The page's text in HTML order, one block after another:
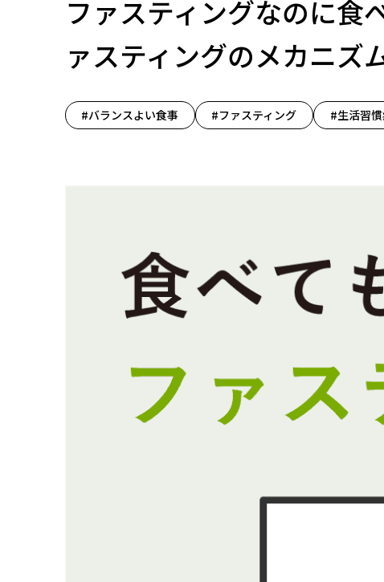
ファスティングなのに食
ァスティングのメカニズ
#バランスよい食事 #ファスティング #生活習